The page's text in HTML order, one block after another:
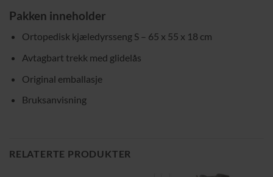
Pakken inneholder
Ortopedisk kjæledyrsseng S – 65 x 55 x 18 cm
Avtagbart trekk med glidelås
Original emballasje
Bruksanvisning
RELATERTE PRODUKTER